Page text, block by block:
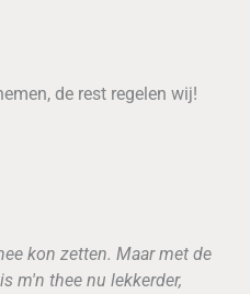
de rest regelen wij!
kon zetten. Maar met de
m'n thee nu lekkerder,